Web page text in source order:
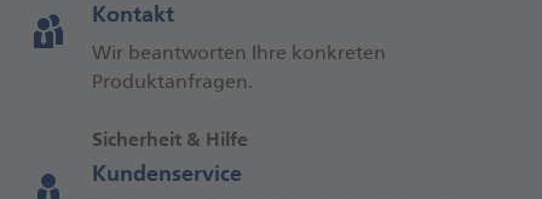
Kontakt
Wir beantworten Ihre konkreten
Produktanfragen.
Sicherheit & Hilfe
Kundenservice